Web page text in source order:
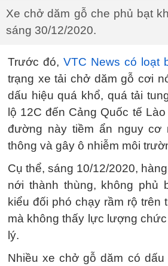
Xe chở dăm gỗ che phủ bạt
sáng 30/12/2020.
Trước đó, VTC News có loạt
trạng xe tải chở dăm gỗ cơi
dấu hiệu quá khổ, quá tải
lộ 12C đến Cảng Quốc tế
đường này tiềm ẩn nguy cơ
thông và gây ô nhiễm môi
Cụ thể, sáng 10/12/2020,
nới thành thùng, không phủ
kiểu đối phó chạy rầm rộ trên
mà không thấy lực lượng
lý.
Nhiều xe chở gỗ dăm có